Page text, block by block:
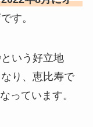
す。
いう好立地
り、恵比寿で
っています。